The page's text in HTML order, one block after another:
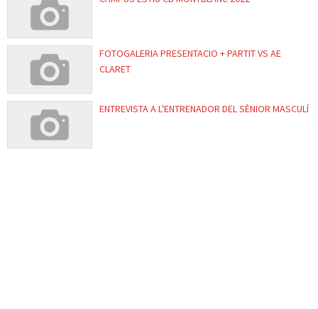
FOTOGALERIA PRESENTACIO + PARTIT VS AE
CLARET
ENTREVISTA A L'ENTRENADOR DEL SÈNIOR MASCULÍ